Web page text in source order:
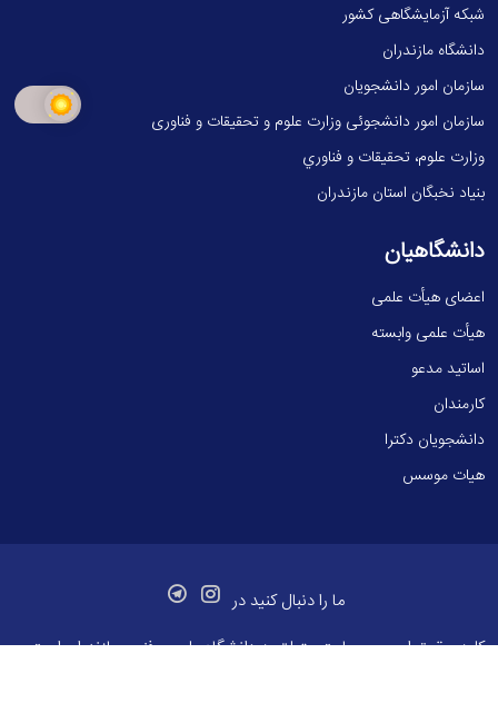
شبکه آزمایشگاهی کشور
دانشگاه مازندران
سازمان امور دانشجویان
سازمان امور دانشجوئی وزارت علوم و تحقیقات و فناوری
وزارت علوم، تحقيقات و فناوري
بنیاد نخبگان استان مازندران
دانشگاهیان
اعضای هیأت علمی
هیأت علمی وابسته
اساتید مدعو
کارمندان
دانشجویان دکترا
هیات موسس
ما را دنبال کنید در
کلیه حقوق این وب سایت متعلق بهدانشگاه علوم و فنون مازندراناست.